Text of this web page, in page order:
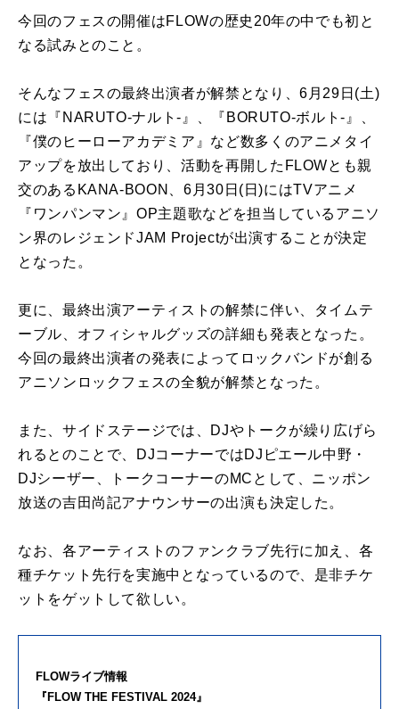
今回のフェスの開催はFLOWの歴史20年の中でも初と
なる試みとのこと。
そんなフェスの最終出演者が解禁となり、6月29日(土)
には『NARUTO-ナルト-』、『BORUTO-ボルト-』、
『僕のヒーローアカデミア』など数多くのアニメタイ
アップを放出しており、活動を再開したFLOWとも親
交のあるKANA-BOON、6月30日(日)にはTVアニメ
『ワンパンマン』OP主題歌などを担当しているアニソ
ン界のレジェンドJAM Projectが出演することが決定
となった。
更に、最終出演アーティストの解禁に伴い、タイムテ
ーブル、オフィシャルグッズの詳細も発表となった。
今回の最終出演者の発表によってロックバンドが創る
アニソンロックフェスの全貌が解禁となった。
また、サイドステージでは、DJやトークが繰り広げら
れるとのことで、DJコーナーではDJピエール中野・
DJシーザー、トークコーナーのMCとして、ニッポン
放送の吉田尚記アナウンサーの出演も決定した。
なお、各アーティストのファンクラブ先行に加え、各
種チケット先行を実施中となっているので、是非チケ
ットをゲットして欲しい。
FLOWライブ情報
『FLOW THE FESTIVAL 2024』